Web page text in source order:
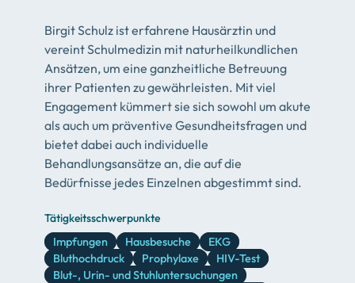
Birgit Schulz ist erfahrene Hausärztin und
vereint Schulmedizin mit naturheilkundlichen
Ansätzen, um eine ganzheitliche Betreuung
ihrer Patienten zu gewährleisten. Mit viel
Engagement kümmert sie sich sowohl um akute
als auch um präventive Gesundheitsfragen und
bietet dabei auch individuelle
Behandlungsansätze an, die auf die
Bedürfnisse jedes Einzelnen abgestimmt sind.
Tätigkeitsschwerpunkte
Impfungen
Hausbesuche
EKG
Bluthochdruck
Prophylaxe
HIV-Test
Blut-, Urin- und Stuhluntersuchungen